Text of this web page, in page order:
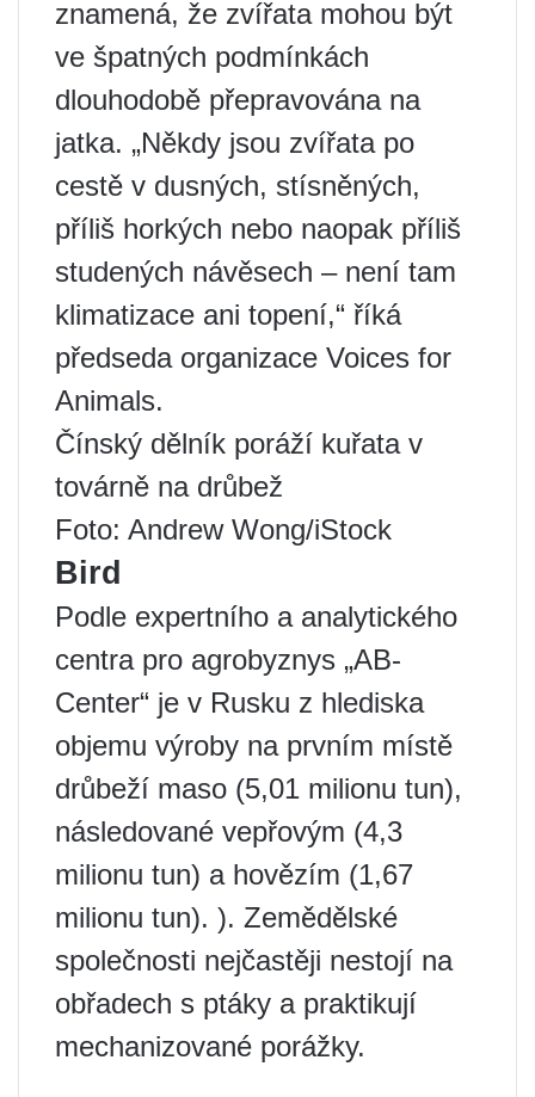
znamená, že zvířata mohou být
ve špatných podmínkách
dlouhodobě přepravována na
jatka. „Někdy jsou zvířata po
cestě v dusných, stísněných,
příliš horkých nebo naopak příliš
studených návěsech – není tam
klimatizace ani topení,“ říká
předseda organizace Voices for
Animals.
Čínský dělník poráží kuřata v
továrně na drůbež
Foto: Andrew Wong/iStock
Bird
Podle expertního a analytického
centra pro agrobyznys „AB-
Center“ je v Rusku z hlediska
objemu výroby na prvním místě
drůbeží maso (5,01 milionu tun),
následované vepřovým (4,3
milionu tun) a hovězím (1,67
milionu tun). ). Zemědělské
společnosti nejčastěji nestojí na
obřadech s ptáky a praktikují
mechanizované porážky.